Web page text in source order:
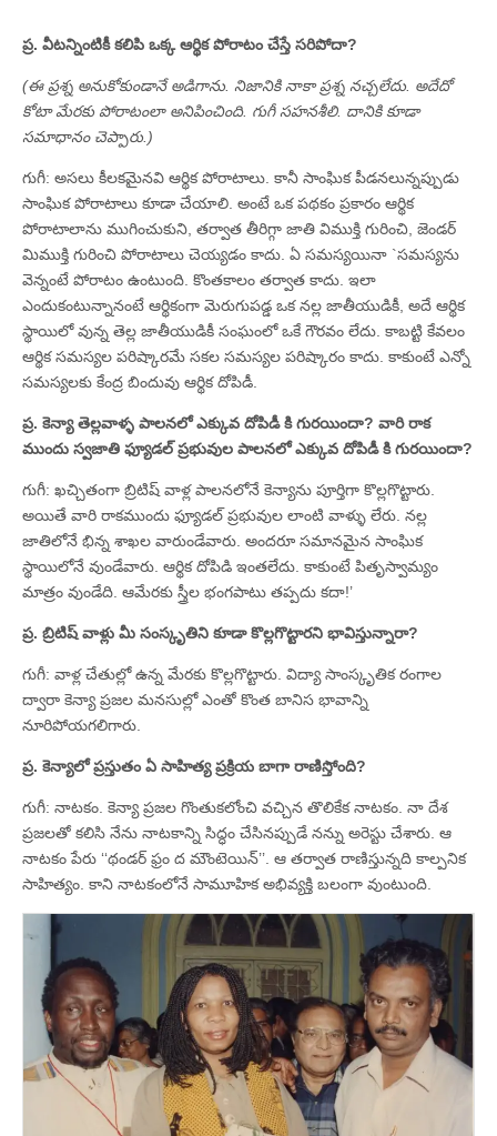
ప్ర. వీటన్నింటికీ కలిపి ఒక్క ఆర్థిక పోరాటం చేస్తే సరిపోదా?
(ఈ ప్రశ్న అనుకోకుండానే అడిగాను. నిజానికి నాకా ప్రశ్న నచ్చలేదు. అదేదో
కోటా మేరకు పోరాటంలా అనిపించింది. గుగీ సహనశీలి. దానికి కూడా
సమాధానం చెప్పారు.)
గుగీ: అసలు కీలకమైనవి ఆర్థిక పోరాటాలు. కానీ సాంఘిక పీడనలున్నప్పుడు
సాంఘిక పోరాటాలు కూడా చేయాలి. అంటే ఒక పథకం ప్రకారం ఆర్థిక
పోరాటాలాను ముగించుకుని, తర్వాత తీరిగ్గా జాతి విముక్తి గురించి, జెండర్‌
మిముక్తి గురించి పోరాటాలు చెయ్యడం కాదు. ఏ సమస్యయినా `సమస్యను
వెన్నంటే పోరాటం ఉంటుంది. కొంతకాలం తర్వాత కాదు. ఇలా
ఎందుకంటున్నానంటే ఆర్థికంగా మెరుగుపడ్డ ఒక నల్ల జాతీయుడికీ, అదే ఆర్థిక
స్థాయిలో వున్న తెల్ల జాతీయుడికీ సంఘంలో ఒకే గౌరవం లేదు. కాబట్టి కేవలం
ఆర్థిక సమస్యల పరిష్కారమే సకల సమస్యల పరిష్కారం కాదు. కాకుంటే ఎన్నో
సమస్యలకు కేంద్ర బిందువు ఆర్థిక దోపిడీ.
ప్ర. కెన్యా తెల్లవాళ్ళ పాలనలో ఎక్కువ దోపిడీ కి గురయిందా? వారి రాక
ముందు స్వజాతి ఫ్యూడల్‌ ప్రభువుల పాలనలో ఎక్కువ దోపిడీ కి గురయిందా?
గుగీ: ఖచ్చితంగా బ్రిటిష్‌ వాళ్ల పాలనలోనే కెన్యాను పూర్తిగా కొల్లగొట్టారు.
అయితే వారి రాకముందు ఫ్యూడల్‌ ప్రభువుల లాంటి వాళ్ళు లేరు. నల్ల
జాతిలోనే భిన్న శాఖల వారుండేవారు. అందరూ సమానమైన సాంఘిక
స్థాయిలోనే వుండేవారు. ఆర్థిక దోపిడి ఇంతలేదు. కాకుంటే పితృస్వామ్యం
మాత్రం వుండేది. ఆమేరకు స్త్రీల భంగపాటు తప్పదు కదా!’
ప్ర. బ్రిటిష్‌ వాళ్లు మీ సంస్కృతిని కూడా కొల్లగొట్టారని భావిస్తున్నారా?
గుగీ: వాళ్ల చేతుల్లో ఉన్న మేరకు కొల్లగొట్టారు. విద్యా సాంస్కృతిక రంగాల
ద్వారా కెన్యా ప్రజల మనసుల్లో ఎంతో కొంత బానిస భావాన్ని
నూరిపోయగలిగారు.
ప్ర. కెన్యాలో ప్రస్తుతం ఏ సాహిత్య ప్రక్రియ బాగా రాణిస్తోంది?
గుగీ: నాటకం. కెన్యా ప్రజల గొంతుకలోంచి వచ్చిన తొలికేక నాటకం. నా దేశ
ప్రజలతో కలిసి నేను నాటకాన్ని సిద్ధం చేసినప్పుడే నన్ను అరెస్టు చేశారు. ఆ
నాటకం పేరు ‘‘థండర్‌ ఫ్రం ద మౌంటెయిన్‌’’. ఆ తర్వాత రాణిస్తున్నది కాల్పనిక
సాహిత్యం. కాని నాటకంలోనే సామూహిక అభివ్యక్తి బలంగా వుంటుంది.